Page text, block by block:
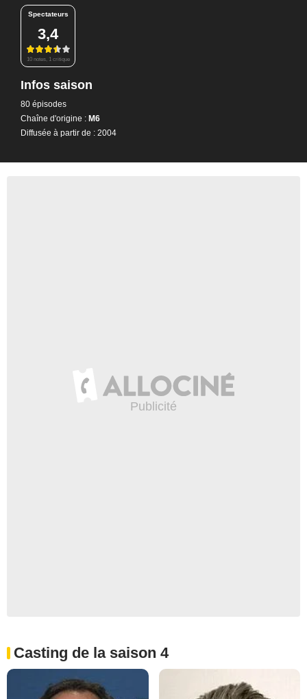
Spectateurs
3,4
10 notes, 1 critique
Infos saison
80 épisodes
Chaîne d'origine : M6
Diffusée à partir de : 2004
Casting de la saison 4